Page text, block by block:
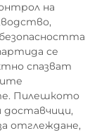
на
се
спазват
Пилешкото
доставчици,
отглеждане,